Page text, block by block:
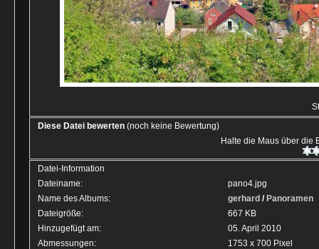
Diese Datei bewerten (noch keine Bewertung)
Halte die Maus über die
Datei-Information
Dateiname:
pano4.jpg
Name des Albums:
gerhard / Panoramen
Dateigröße:
667 KB
Hinzugefügt am:
05. April 2010
Abmessungen:
1753 x 700 Pixel